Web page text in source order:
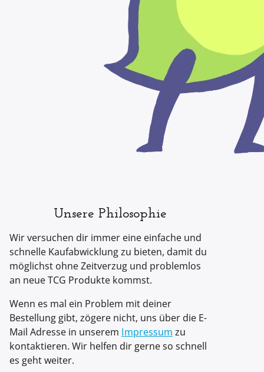
Unsere Philosophie
Wir versuchen dir immer eine einfache und
schnelle Kaufabwicklung zu bieten, damit du
möglichst ohne Zeitverzug und problemlos
an neue TCG Produkte kommst.
Wenn es mal ein Problem mit deiner
Bestellung gibt, zögere nicht, uns über die E-
Mail Adresse in unserem Impressum zu
kontaktieren. Wir helfen dir gerne so schnell
es geht weiter.